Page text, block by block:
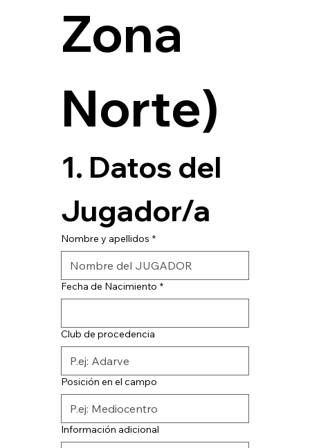
Zona
Norte)
1. Datos del
Jugador/a
Nombre y apellidos *
Fecha de Nacimiento *
Club de procedencia
Posición en el campo
Información adicional